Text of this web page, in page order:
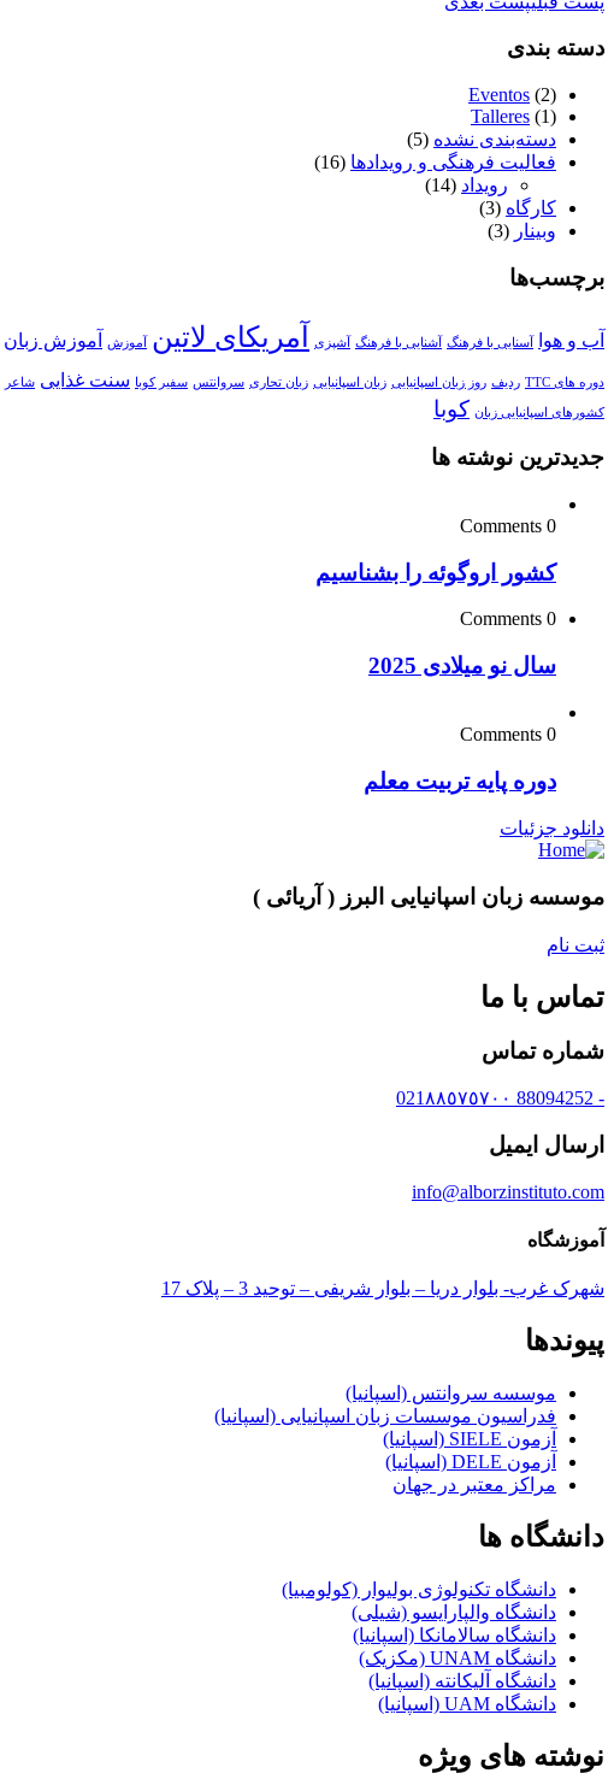
دسته بندی
Eventos (2)
Talleres (1)
دسته‌بندی نشده (5)
فعالیت فرهنگی و رویدادها (16)
رویداد (14)
کارگاه (3)
وبینار (3)
برچسب‌ها
آب و هوا آسنایی با فرهنگ آشنایی با فرهنگ آشپزی آمریکای لاتین آموزش آموزش زبان
دوره های TTC ردیف روز زبان اسپانیایی زبان اسپانیایی زبان تحاری سروانتس سفیر کوبا سنت غذایی شاعر
کشورهای اسپانیایی زبان کوبا
جدیدترین نوشته ها
0 Comments
کشور اروگوئه را بشناسیم
0 Comments
سال نو میلادی 2025
0 Comments
دوره پایه تربیت معلم
دانلود جزئیات
موسسه زبان اسپانیایی البرز ( آریائی )
ثبت نام
تماس با ما
شماره تماس
- 88094252 021٨٨٥٧٥٧٠٠
ارسال ایمیل
info@alborzinstituto.com
آموزشگاه
شهرک غرب- بلوار دریا – بلوار شریفی – توحید 3 – پلاک 17
پیوندها
موسسه سروانتس (اسپانیا)
فدراسیون موسسات زبان اسپانیایی (اسپانیا)
آزمون SIELE (اسپانیا)
آزمون DELE (اسپانیا)
مراکز معتبر در جهان
دانشگاه ها
دانشگاه تکنولوژی بولیوار (کولومبیا)
دانشگاه والپارایسو (شیلی)
دانشگاه سالامانکا (اسپانیا)
دانشگاه UNAM (مکزیک)
دانشگاه آلیکانته (اسپانیا)
دانشگاه UAM (اسپانیا)
نوشته های ویژه